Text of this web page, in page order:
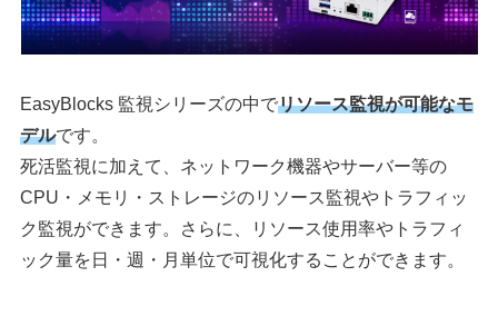
EasyBlocks 監視シリーズの中でリソース監視が可能なモ
デルです。
死活監視に加えて、ネットワーク機器やサーバー等の
CPU・メモリ・ストレージのリソース監視やトラフィッ
ク監視ができます。さらに、リソース使用率やトラフィ
ック量を日・週・月単位で可視化することができます。